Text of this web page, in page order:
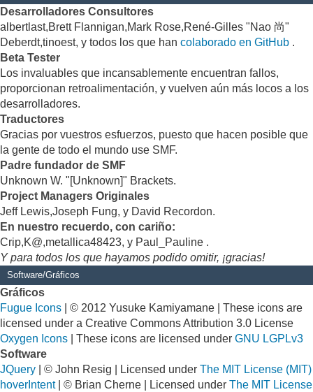
Desarrolladores Consultores
albertlast,Brett Flannigan,Mark Rose,René-Gilles "Nao 尚"
Deberdt,tinoest, y todos los que han colaborado en GitHub .
Beta Tester
Los invaluables que incansablemente encuentran fallos,
proporcionan retroalimentación, y vuelven aún más locos a los
desarrolladores.
Traductores
Gracias por vuestros esfuerzos, puesto que hacen posible que
la gente de todo el mundo use SMF.
Padre fundador de SMF
Unknown W. "[Unknown]" Brackets.
Project Managers Originales
Jeff Lewis,Joseph Fung, y David Recordon.
En nuestro recuerdo, con cariño:
Crip,K@,metallica48423, y Paul_Pauline .
Y para todos los que hayamos podido omitir, ¡gracias!
Software/Gráficos
Gráficos
Fugue Icons | © 2012 Yusuke Kamiyamane | These icons are
licensed under a Creative Commons Attribution 3.0 License
Oxygen Icons | These icons are licensed under GNU LGPLv3
Software
JQuery | © John Resig | Licensed under The MIT License (MIT)
hoverIntent| © Brian Cherne | Licensed under The MIT License